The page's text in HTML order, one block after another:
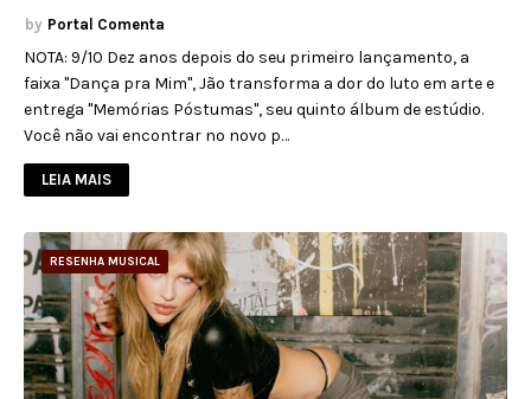
Portal Comenta
NOTA: 9/10 Dez anos depois do seu primeiro lançamento, a
faixa "Dança pra Mim", Jão transforma a dor do luto em arte e
entrega "Memórias Póstumas", seu quinto álbum de estúdio.
Você não vai encontrar no novo p…
LEIA MAIS
RESENHA MUSICAL